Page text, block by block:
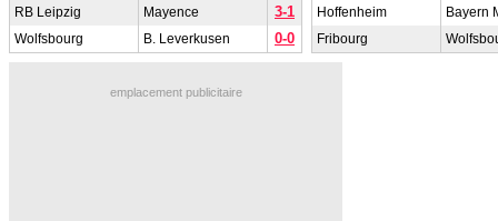
RB Leipzig Mayence 3-1
Wolfsbourg B. Leverkusen 0-0
Hoffenheim
Bayern
Fribourg
emplacement publicitaire